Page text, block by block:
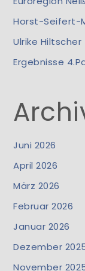
Horst-Seifert-
Ulrike
Ergebnisse
Juni 2026
April 2026
März 2026
Februar 2026
Januar 2026
Dezember
November